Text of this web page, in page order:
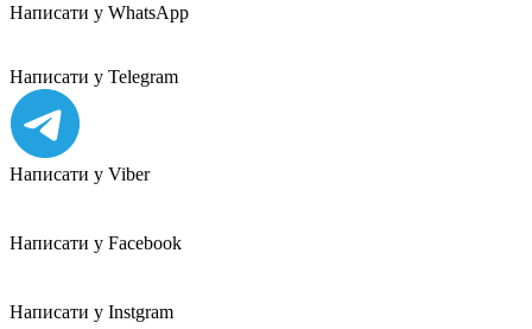
Написати у WhatsApp
Написати у Telegram
Написати у Viber
Написати у Facebook
Написати у Instgram